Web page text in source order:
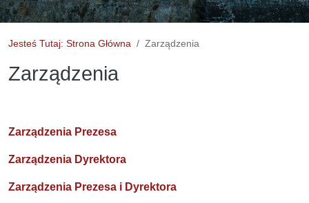
Jesteś Tutaj: Strona Główna Zarządzenia
Zarządzenia
Zarządzenia Prezesa
Zarządzenia Dyrektora
Zarządzenia Prezesa i Dyrektora